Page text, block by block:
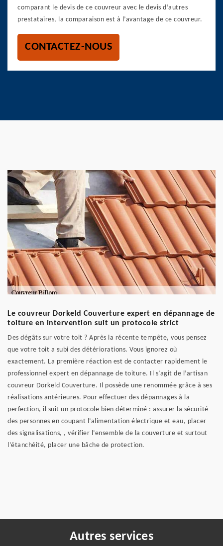
comparant le devis de ce couvreur avec le devis d’autres
prestataires, la comparaison est à l’avantage de ce couvreur.
CONTACTEZ-NOUS
Le couvreur Dorkeld Couverture expert en dépannage de
toiture en intervention suit un protocole strict
Des dégâts sur votre toit ? Après la récente tempête, vous pensez
que votre toit a subi des détériorations. Vous ignorez où
exactement. La première réaction est de contacter rapidement le
professionnel expert en dépannage de toiture. Il s’agit de l’artisan
couvreur Dorkeld Couverture. Il possède une renommée grâce à ses
réalisations antérieures. Pour effectuer des dépannages à la
perfection, il suit un protocole bien déterminé : assurer la sécurité
des personnes en coupant l’alimentation électrique et eau, placer
des signalisations, , vérifier l’ensemble de la couverture et surtout
l’étanchéité, placer une bâche de protection.
Autres services